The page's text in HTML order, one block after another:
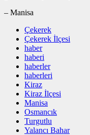
– Manisa
Çekerek
Çekerek İlçesi
haber
haberi
haberler
haberleri
Kiraz
Kiraz İlçesi
Manisa
Osmancık
Turgutlu
Yalancı Bahar